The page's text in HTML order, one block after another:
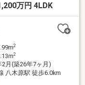
万円 4LDK
2
2
2月(築26年7ヶ月)
八木原駅 徒歩6.0km